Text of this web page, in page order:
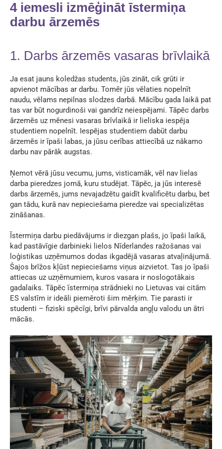
4 iemesli izmēģināt īstermiņa
darbu ārzemēs
1. Darbs ārzemēs vasaras brīvlaikā
Ja esat jauns koledžas students, jūs zināt, cik grūti ir
apvienot mācības ar darbu. Tomēr jūs vēlaties nopelnīt
naudu, vēlams nepilnas slodzes darbā. Mācību gada laikā pat
tas var būt nogurdinoši vai gandrīz neiespējami. Tāpēc darbs
ārzemēs uz mēnesi vasaras brīvlaikā ir lieliska iespēja
studentiem nopelnīt. Iespējas studentiem dabūt darbu
ārzemēs ir īpaši labas, ja jūsu cerības attiecībā uz nākamo
darbu nav pārāk augstas.
Ņemot vērā jūsu vecumu, jums, visticamāk, vēl nav lielas
darba pieredzes jomā, kuru studējat. Tāpēc, ja jūs interesē
darbs ārzemēs, jums nevajadzētu gaidīt kvalificētu darbu, bet
gan tādu, kurā nav nepieciešama pieredze vai specializētas
zināšanas.
Īstermiņa darbu piedāvājums ir diezgan plašs, jo īpaši laikā,
kad pastāvīgie darbinieki lielos Nīderlandes ražošanas vai
loģistikas uzņēmumos dodas ikgadējā vasaras atvaļinājumā.
Šajos brīžos kļūst nepieciešams viņus aizvietot. Tas jo īpaši
attiecas uz uzņēmumiem, kuros vasara ir noslogotākais
gadalaiks. Tāpēc īstermiņa strādnieki no Lietuvas vai citām
ES valstīm ir ideāli piemēroti šim mērķim. Tie parasti ir
studenti – fiziski spēcīgi, brīvi pārvalda angļu valodu un ātri
mācās.